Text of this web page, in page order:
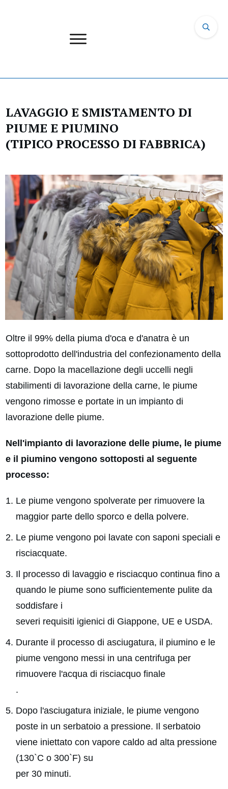
LAVAGGIO E SMISTAMENTO DI
PIUME E PIUMINO
(TIPICO PROCESSO DI FABBRICA)
Oltre il 99% della piuma d'oca e d'anatra è un
sottoprodotto dell'industria del confezionamento della
carne. Dopo la macellazione degli uccelli negli
stabilimenti di lavorazione della carne, le piume
vengono rimosse e portate in un impianto di
lavorazione delle piume.
Nell'impianto di lavorazione delle piume, le piume
e il piumino vengono sottoposti al seguente
processo:
Le piume vengono spolverate per rimuovere la
maggior parte dello sporco e della polvere.
Le piume vengono poi lavate con saponi speciali e
risciacquate.
Il processo di lavaggio e risciacquo continua fino a
quando le piume sono sufficientemente pulite da
soddisfare i
severi requisiti igienici di Giappone, UE e USDA.
Durante il processo di asciugatura, il piumino e le
piume vengono messi in una centrifuga per
rimuovere l'acqua di risciacquo finale
.
Dopo l'asciugatura iniziale, le piume vengono
poste in un serbatoio a pressione. Il serbatoio
viene iniettato con vapore caldo ad alta pressione
(130`C o 300`F) su
per 30 minuti.